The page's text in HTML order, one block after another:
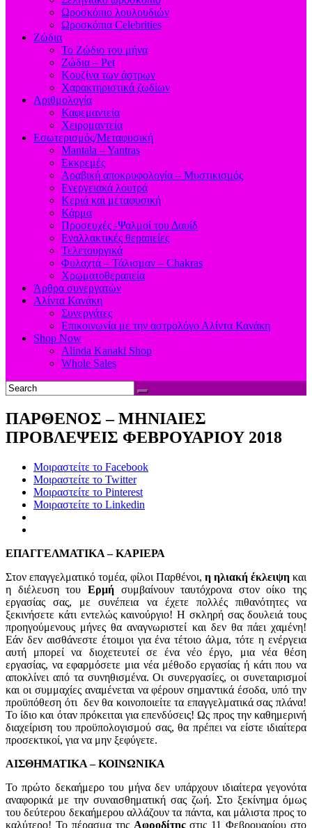
Ωροσκόπιο λουλουδιών
Ωροσκόπια Celebrities
Ζώδια
Το Ζώδιο του μήνα
Ζώδια – Pet
Κουζίνα των άστρων
Χαρακτηριστικά ζωδίων
Αριθμολογία
Καφεμαντεία
Χειρομαντεία
Εσωτερισμός/Μεταφυσική
Mantala – Yantras
Εκκρεμές
Αραβική αποκρυφολογία – Μυστικισμός
Ενεργειακά λουτρά
Κεριά και μεταφυσική
Κάρμα
Προσευχές -Ψαλμοί του Δαυίδ
Εναλλακτικές θεραπείες
Τελετουργικά
Φυλαχτά – Τάλισμαν – Chakras
Χρωματοθεραπεία
Άρθρα συνεργατών
Αλίντα Κανάκη
Συνεργάτες
Επικοινωνία με την αστρολόγο Αλίντα Κανάκη
Shop Now
Alinda Kanaki Shop
Whole Sales
ΠΑΡΘΕΝΟΣ – ΜΗΝΙΑΙΕΣ
ΠΡΟΒΛΕΨΕΙΣ ΦΕΒΡΟΥΑΡΙΟΥ 2018
Μοιραστείτε το Facebook
Μοιραστείτε το Twitter
Μοιραστείτε το Pinterest
Μοιραστείτε το Linkedin
ΕΠΑΓΓΕΛΜΑΤΙΚΑ – ΚΑΡΙΕΡΑ
Στον επαγγελματικό τομέα, φίλοι Παρθένοι, η ηλιακή έκλειψη και
η διέλευση του Ερμήσυμβαίνουν ταυτόχρονα στον οίκο της
εργασίας σας, με συνέπεια να έχετε πολλές πιθανότητες να
ξεκινήσετε κάτι εντελώς καινούργιο! Η σκληρή σας δουλειά τους
προηγούμενους μήνες θα αναγνωριστεί και δεν θα πάει χαμένη!
Εάν δεν αισθάνεστε έτοιμοι για ένα τέτοιο άλμα, τότε η ενέργεια
αυτή μπορεί να διοχετευτεί σε ένα νέο έργο, μια νέα θέση
εργασίας, να εφαρμόσετε μια νέα μέθοδο εργασίας ή κάτι που να
αποκλίνει από τα συνηθισμένα. Οι συνεργασίες, οι συνεταιρισμοί
και οι συμμαχίες αναμένεται να φέρουν σημαντικά έσοδα, υπό την
προϋπόθεση ότι δεν θα κοινοποιείτε τα επαγγελματικά σας πλάνα!
Το ίδιο και όταν πρόκειται για επενδύσεις! Ως προς την καθημερινή
διαχείριση του προϋπολογισμού σας, θα πρέπει να είστε ιδιαίτερα
προσεκτικοί, για να μην ξεφύγετε.
ΑΙΣΘΗΜΑΤΙΚΑ – ΚΟΙΝΩΝΙΚΑ
Το πρώτο δεκαήμερο του μήνα δεν υπάρχουν ιδιαίτερα γεγονότα
αναφορικά με την συναισθηματική σας ζωή. Στο ξεκίνημα όμως
του δεύτερου δεκαήμερου αλλάζουν τα πάντα, και μάλιστα προς το
καλύτερο! Το πέρασμα της Αφροδίτηςστις 11 Φεβρουαρίου στο